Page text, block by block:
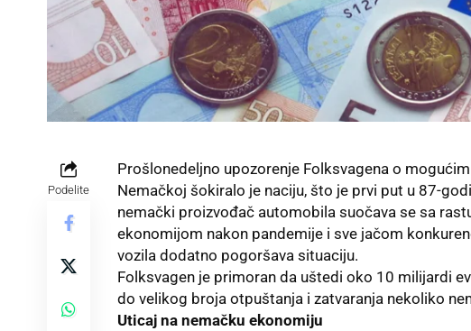
Podelite
Prošlonedeljno upozorenje Folksvagena o
Nemačkoj šokiralo je naciju, što je prvi put u 87-
nemački proizvođač automobila suočava se sa
ekonomijom nakon pandemije i sve jačom
vozila dodatno pogoršava situaciju.
Folksvagen je primoran da uštedi oko 10 milijardi
do velikog broja otpuštanja i zatvaranja nekoliko
Uticaj na nemačku ekonomiju